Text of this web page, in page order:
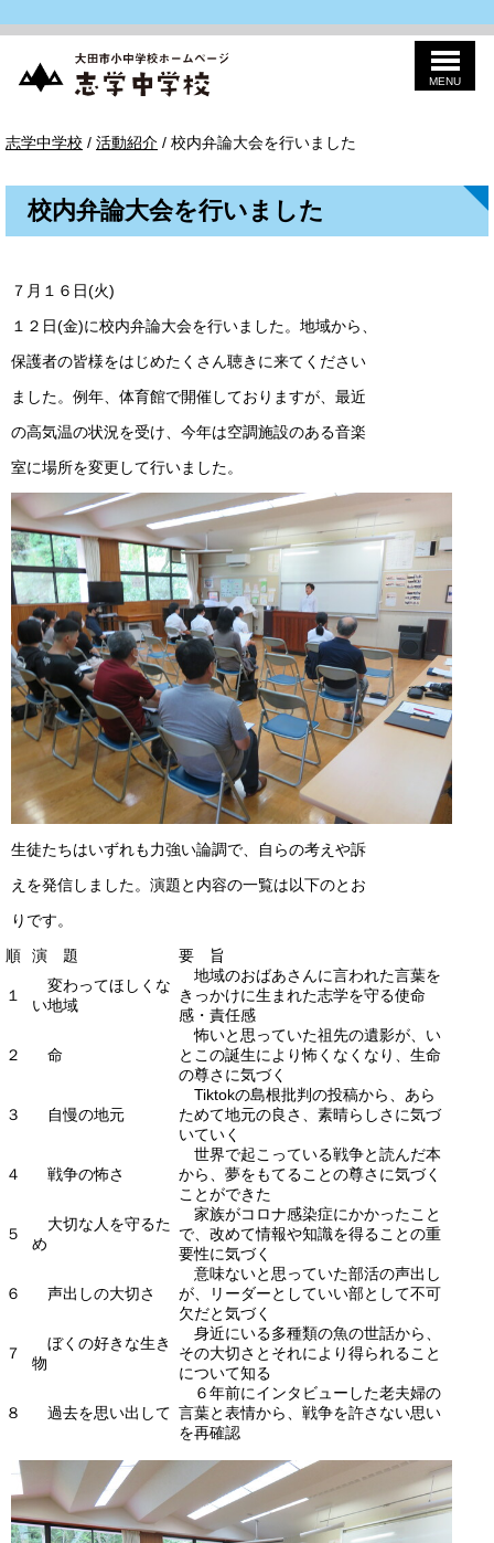
学
学
MENU
現
の
置：
志学中学校 / 活動紹介 / 校内弁論大会を行いました
校内弁論大会を行いました
７月１６日(火)
１２日(金)に校内弁論大会を行いました。地域から、
保護者の皆様をはじめたくさん聴きに来てください
ました。例年、体育館で開催しておりますが、最近
の高気温の状況を受け、今年は空調施設のある音楽
室に場所を変更して行いました。
生徒たちはいずれも力強い論調で、自らの考えや訴
えを発信しました。演題と内容の一覧は以下のとお
りです。
順
演 題 要 旨
１
変わってほしくな
い地域
地域のおばあさんに言われた言葉を
きっかけに生まれた志学を守る使命
感・責任感
２ 命
怖いと思っていた祖先の遺影が、い
とこの誕生により怖くなくなり、生命
の尊さに気づく
３ 自慢の地元
Tiktokの島根批判の投稿から、あら
ためて地元の良さ、素晴らしさに気づ
いていく
４ 戦争の怖さ
世界で起こっている戦争と読んだ本
から、夢をもてることの尊さに気づく
ことができた
５
大切な人を守るた
め
家族がコロナ感染症にかかったこと
で、改めて情報や知識を得ることの重
要性に気づく
６ 声出しの大切さ
意味ないと思っていた部活の声出し
が、リーダーとしていい部として不可
欠だと気づく
７
ぼくの好きな生き
物
身近にいる多種類の魚の世話から、
その大切さとそれにより得られること
について知る
８ 過去を思い出して
６年前にインタビューした老夫婦の
言葉と表情から、戦争を許さない思い
を再確認